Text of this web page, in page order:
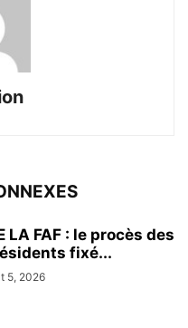
LA FAF : le procès des
fixé...
5, 2026